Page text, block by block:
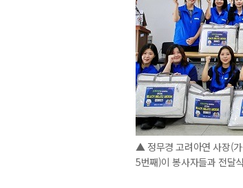
▲ 정무경 고려아연 사장(
5번째)이 봉사자들과 전달